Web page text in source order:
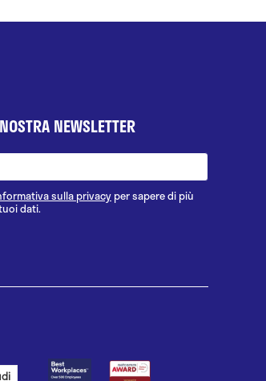
NEWSLETTER
sulla privacy per sapere di più
dati.